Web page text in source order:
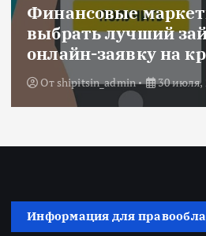
Финансовые
выбрать лучший
онлайн-заявку на
От shipitsin_admin 30 июля,
Информация для